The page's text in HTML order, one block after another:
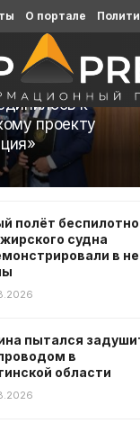
к
проекту
полёт
судна
в
пытался
в
области
О портале